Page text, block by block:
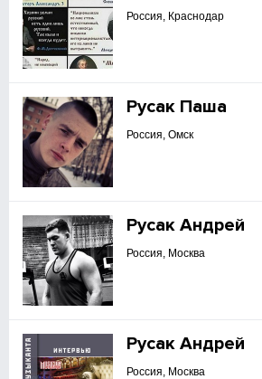
Россия, Краснодар
Русак Паша
Россия, Омск
Русак Андрей
Россия, Москва
Русак Андрей
Россия, Москва